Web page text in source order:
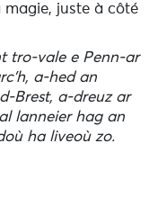
magie, juste à côté
tro-vale e Penn-ar
a-hed an
Brest, a-dreuz ar
lanneier hag an
ha liveoù zo.